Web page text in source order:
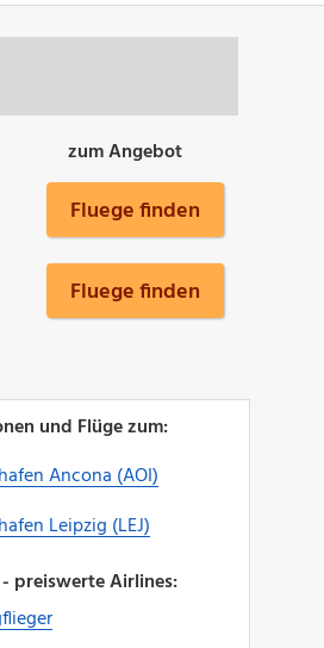
zum Angebot
Fluege finden
Fluege finden
und Flüge zum:
Ancona (AOI)
Leipzig (LEJ)
preiswerte Airlines: